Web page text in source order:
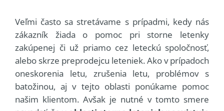
Veľmi často sa stretávame s prípadmi, kedy nás
zákazník žiada o pomoc pri storne letenky
zakúpenej či už priamo cez leteckú spoločnosť,
alebo skrze preprodejcu leteniek. Ako v prípadoch
oneskorenia letu, zrušenia letu, problémov s
batožinou, aj v tejto oblasti ponúkame pomoc
našim klientom. Avšak je nutné v tomto smere